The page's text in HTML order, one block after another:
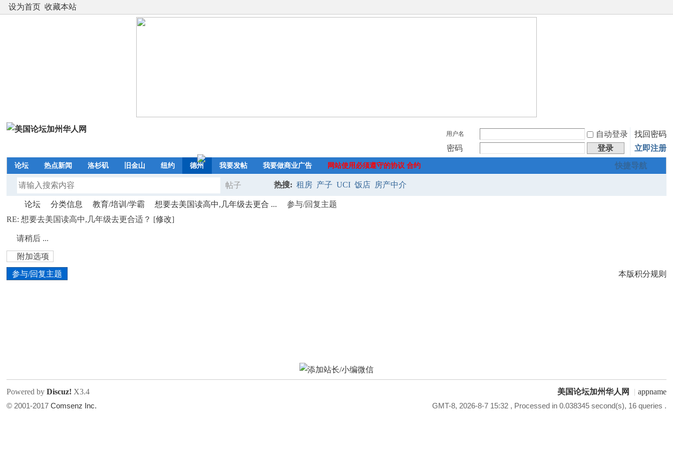
设为首页 收藏本站
用户名 自动登录
找回密码
密码
登录 立即注册
快捷导航
论坛 热点新闻 洛杉矶 旧金山 纽约 德州 我要发帖 我要做商业广告 网站使用必须遵守的协议 合约
帖子
搜
热搜: 租房 产子 UCI 饭店 房产中介
论坛 分类信息 教育/培训/学霸 想要去美国读高中,几年级去更合 ...
参与/回复主题
RE: 想要去美国读高中,几年级去更合适？ [修改]
请稍后 ...
附加选项
本版积分规则
参与/回复主题
上传图片 网络图片
上传
美国论坛加州华人网 | appname
GMT-8, 2026-8-7 15:32, Processed in 0.038345 second(s), 16 queries .
Powered byDiscuz! X3.4
© 2001-2017Comsenz Inc.